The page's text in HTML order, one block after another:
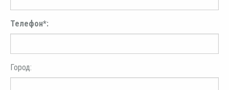
Телефон*:
Город: